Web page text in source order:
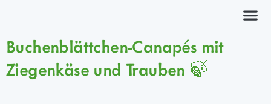
Buchenblättchen-Canapés mit
Ziegenkäse und Trauben 🍃